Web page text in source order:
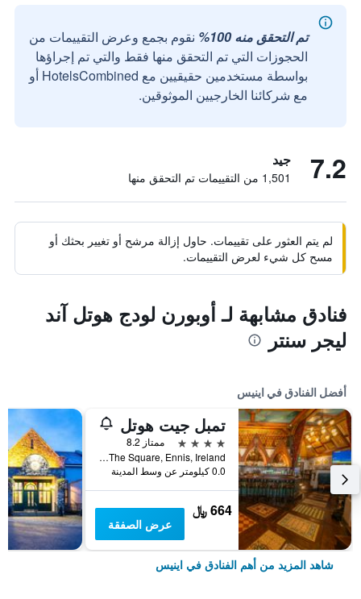
تم التحقق منه 100%
نقوم بجمع وعرض التقييمات من
الحجوزات التي تم التحقق منها فقط والتي تم إجراؤها
بواسطة مستخدمين حقيقيين مع HotelsCombined أو
مع شركائنا الخارجيين الموثوقين.
7.2 جيد
1,501 من التقييمات تم التحقق منها
لم يتم العثور على تقييمات. حاول إزالة مرشح أو تغيير بحثك أو
مسح كل شيء لعرض التقييمات.
فنادق مشابهة لـ أوبورن لودج هوتل آند
ليجر سنتر
أفضل الفنادق في اينيس
تمبل جيت هوتل
4 نجوم
ممتاز 8.2
V95Hoxk The Square, Ennis, Ireland, اينيس, أيرلندا
0.0 كيلومتر عن وسط المدينة
664 ﷼
عرض الصفقة
شاهد المزيد من أهم الفنادق في اينيس